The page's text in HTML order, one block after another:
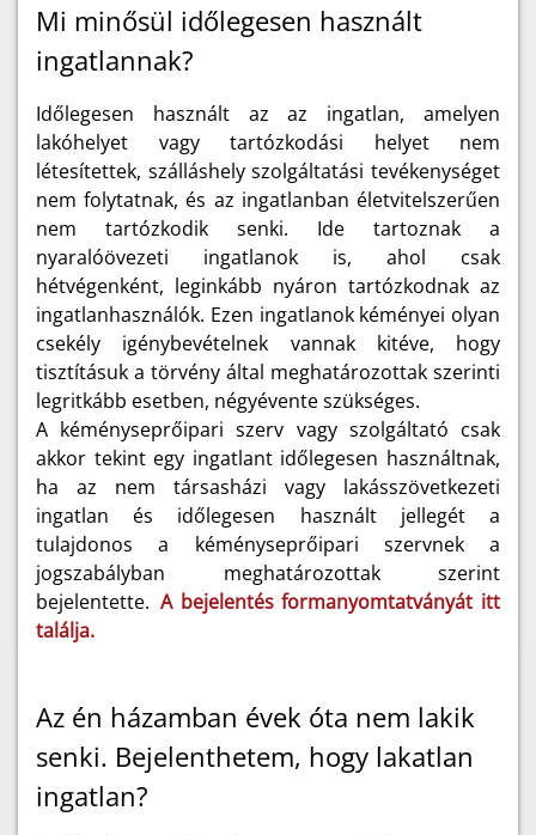
Mi minősül időlegesen használt
ingatlannak?
Időlegesen használt az az ingatlan, amelyen
lakóhelyet vagy tartózkodási helyet nem
létesítettek, szálláshely szolgáltatási tevékenységet
nem folytatnak, és az ingatlanban életvitelszerűen
nem tartózkodik senki. Ide tartoznak a
nyaralóövezeti ingatlanok is, ahol csak
hétvégenként, leginkább nyáron tartózkodnak az
ingatlanhasználók. Ezen ingatlanok kéményei olyan
csekély igénybevételnek vannak kitéve, hogy
tisztításuk a törvény által meghatározottak szerinti
legritkább esetben, négyévente szükséges.
A kéményseprőipari szerv vagy szolgáltató csak
akkor tekint egy ingatlant időlegesen használtnak,
ha az nem társasházi vagy lakásszövetkezeti
ingatlan és időlegesen használt jellegét a
tulajdonos a kéményseprőipari szervnek a
jogszabályban meghatározottak szerint
bejelentette. A bejelentés formanyomtatványát itt
találja.
Az én házamban évek óta nem lakik
senki. Bejelenthetem, hogy lakatlan
ingatlan?